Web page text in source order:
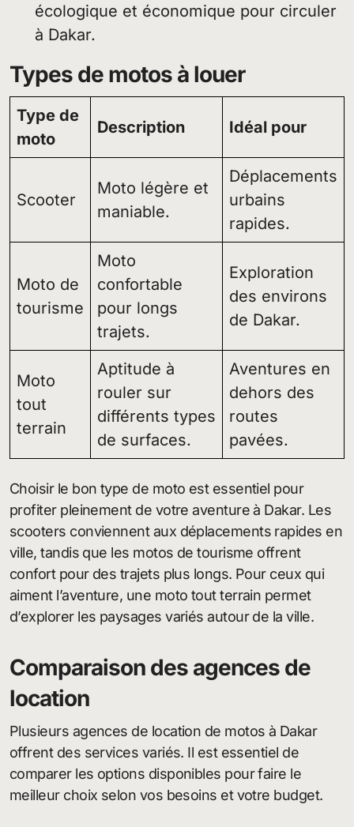
écologique et économique pour circuler
à Dakar.
Types de motos à louer
Type de
moto
Description Idéal pour
Scooter
Moto légère et
maniable.
Déplacements
urbains
rapides.
Moto de
tourisme
Moto
confortable
pour longs
trajets.
Exploration
des environs
de Dakar.
Moto
tout
terrain
Aptitude à
rouler sur
différents types
de surfaces.
Aventures en
dehors des
routes
pavées.
Choisir le bon type de moto est essentiel pour
profiter pleinement de votre aventure à Dakar. Les
scooters conviennent aux déplacements rapides en
ville, tandis que les motos de tourisme offrent
confort pour des trajets plus longs. Pour ceux qui
aiment l’aventure, une moto tout terrain permet
d’explorer les paysages variés autour de la ville.
Comparaison des agences de
location
Plusieurs agences de location de motos à Dakar
offrent des services variés. Il est essentiel de
comparer les options disponibles pour faire le
meilleur choix selon vos besoins et votre budget.